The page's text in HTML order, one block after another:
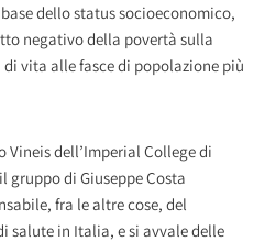
dello status socioeconomico,
negativo della povertà sulla
vita alle fasce di popolazione più
dell’Imperial College di
di Giuseppe Costa
fra le altre cose, del
salute in Italia, e si avvale delle